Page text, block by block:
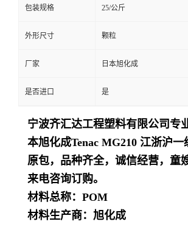
包装规格 25/公斤
外形尺寸 颗粒
厂家 日本旭化成
是否进口 是
宁波齐汇达工程塑料有限公司专
本旭化成Tenac MG210 江浙沪一
原包，品种齐全，诚信经营，童
来电咨询订购。
材料总称：POM
材料生产商：旭化成